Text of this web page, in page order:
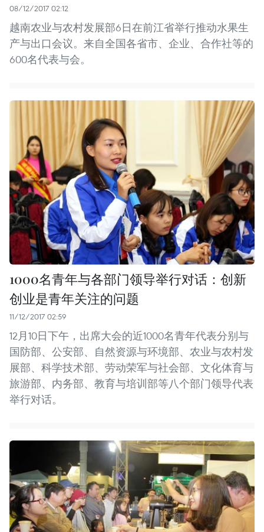
08/12/2017 02:12
越南农业与农村发展部6日在前江省举行推动水果生
产与出口会议。来自全国各省市、企业、合作社等的
600名代表与会。
1000名青年与各部门领导举行对话：创新
创业是青年关注的问题
11/12/2017 02:59
12月10日下午，出席大会的近1000名青年代表分别与
国防部、公安部、自然资源与环境部、农业与农村发
展部、科学技术部、劳动荣军与社会部、文化体育与
旅游部、内务部、教育与培训部等八个部门领导代表
举行对话。